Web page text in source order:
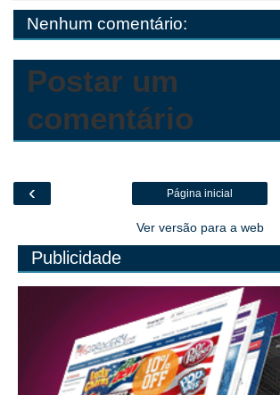
o
k
r
p
p
g
e
r
k
.
c
Nenhum comentário:
Postar um
comentário
‹ Página inicial
Ver versão para a web
Publicidade